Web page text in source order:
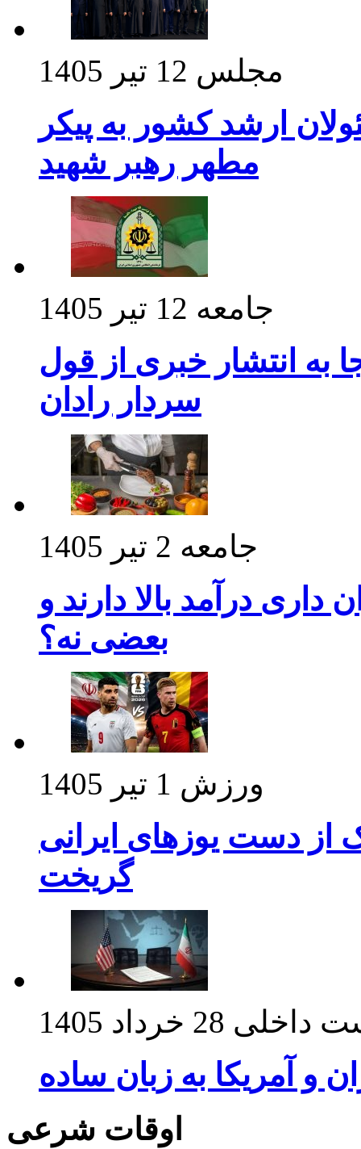
مجلس 12 تیر 1405
ارشد کشور به پیکر
مطهر رهبر شهید
جامعه 12 تیر 1405
به انتشار خبری از قول
سردار رادان
جامعه 2 تیر 1405
درآمد بالا دارند و
بعضی نه؟
ورزش 1 تیر 1405
از دست یوزهای ایرانی
گریخت
داخلی 28 خرداد 1405
و آمریکا به زبان ساده
اوقات شرعی